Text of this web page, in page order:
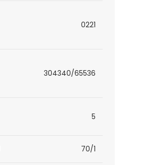
0221
304340/65536
5
70/1